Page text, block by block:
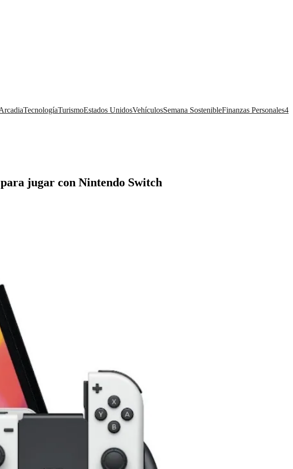
TecnologíaTurismoEstados UnidosVehículosSemana SostenibleFinanzas Personales4
jugar con Nintendo Switch